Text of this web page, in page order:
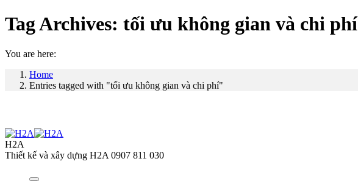
Tag Archives: tối ưu không gian và chi phí
You are here:
Home
Entries tagged with "tối ưu không gian và chi phí"
H2A
Thiết kế và xây dựng H2A 0907 811 030